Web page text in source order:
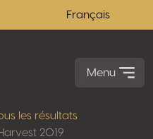
Français
Menu
les résultats
2019